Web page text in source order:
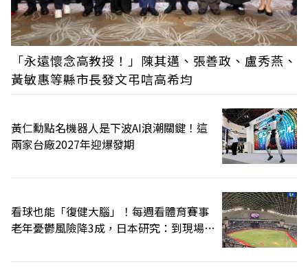
「永遠懷念高教授！」陳其邁、張善政、盧秀燕、
黃敏惠等縣市長發文弔唁高希均
黃仁勳點名機器人是下波AI浪潮關鍵！這
兩家台廠2027年迎爆發期
看球也能「復健大腦」！每週看體育賽事
老年憂鬱風險降3成，日本研究：到現場效